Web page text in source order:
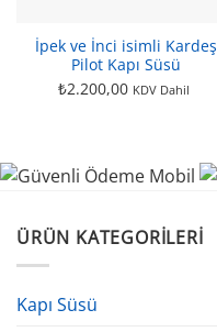
İpek ve İnci isimli Kardeş
Pilot Kapı Süsü
₺2.200,00 KDV Dahil
ÜRÜN KATEGORILERI
Kapı Süsü